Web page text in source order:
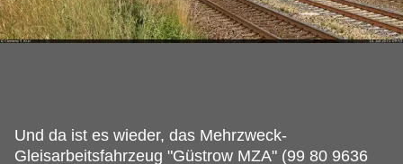
Und da ist es wieder, das Mehrzweck-
Gleisarbeitsfahrzeug "Güstrow MZA" (99 80 9636